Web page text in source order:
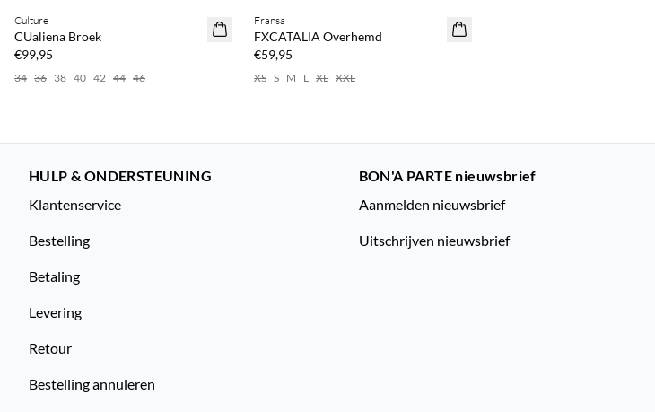
Culture
CUaliena Broek
€99,95
34 36 38 40 42 44 46
Fransa
FXCATALIA Overhemd
€59,95
XS S M L XL XXL
HULP & ONDERSTEUNING
Klantenservice
Bestelling
Betaling
Levering
Retour
Bestelling annuleren
BON'A PARTE nieuwsbrief
Aanmelden nieuwsbrief
Uitschrijven nieuwsbrief